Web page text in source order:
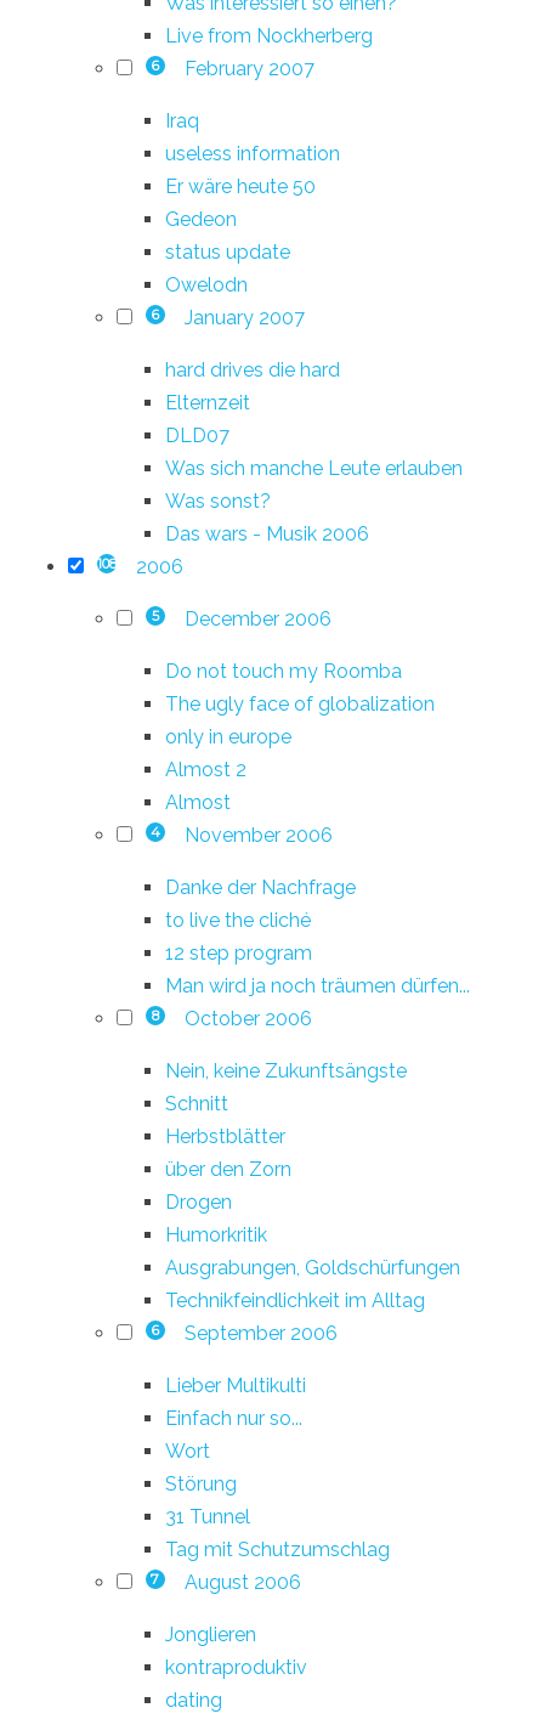
Live from Nockherberg
6 February 2007
Iraq
useless information
Er wäre heute 50
Gedeon
status update
Owelodn
6 January 2007
hard drives die hard
Elternzeit
DLD07
Was sich manche Leute erlauben
Was sonst?
Das wars - Musik 2006
108 2006
5 December 2006
Do not touch my Roomba
The ugly face of globalization
only in europe
Almost 2
Almost
4 November 2006
Danke der Nachfrage
to live the cliché
12 step program
Man wird ja noch träumen dürfen...
8 October 2006
Nein, keine Zukunftsängste
Schnitt
Herbstblätter
über den Zorn
Drogen
Humorkritik
Ausgrabungen, Goldschürfungen
Technikfeindlichkeit im Alltag
6 September 2006
Lieber Multikulti
Einfach nur so...
Wort
Störung
31 Tunnel
Tag mit Schutzumschlag
7 August 2006
Jonglieren
kontraproduktiv
dating